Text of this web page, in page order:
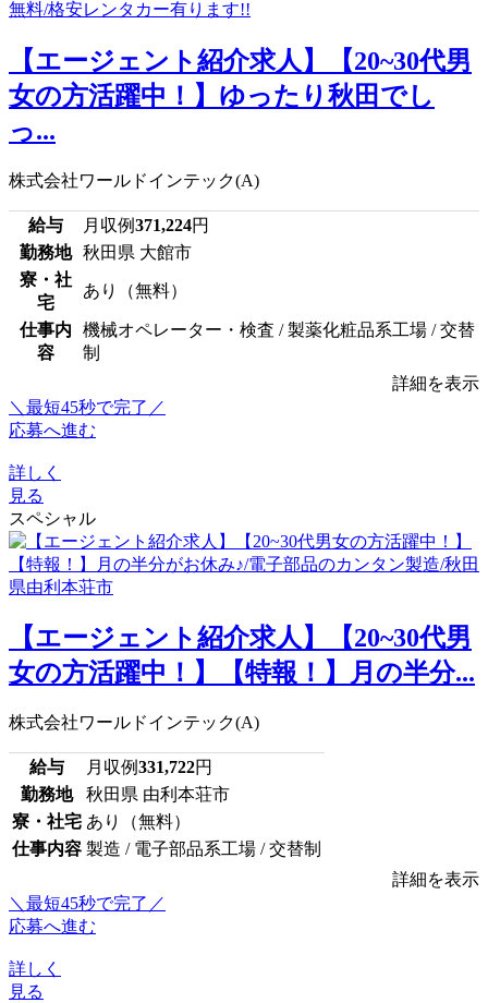
【エージェント紹介求人】【20~30代男
女の方活躍中！】ゆったり秋田でし
っ...
株式会社ワールドインテック(A)
給与 月収例371,224円
勤務地
秋田県 大館市
寮・社
宅
あり（無料）
仕事内
容
機械オペレーター・検査 / 製薬化粧品系工場 / 交替
制
詳細を表示
＼最短45秒で完了／
応募へ進む
詳しく
見る
スペシャル
【エージェント紹介求人】【20~30代男
女の方活躍中！】【特報！】月の半分...
株式会社ワールドインテック(A)
給与 月収例331,722円
勤務地
秋田県 由利本荘市
寮・社宅 あり（無料）
仕事内容 製造 / 電子部品系工場 / 交替制
詳細を表示
＼最短45秒で完了／
応募へ進む
詳しく
見る